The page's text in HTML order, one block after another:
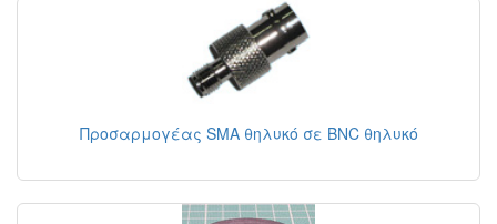
Προσαρμογέας SMA θηλυκό σε BNC θηλυκό